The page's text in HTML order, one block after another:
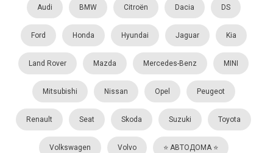
Audi BMW Citroën Dacia DS
Ford Honda Hyundai Jaguar Kia
Land Rover Mazda Mercedes-Benz MINI
Mitsubishi Nissan Opel Peugeot
Renault Seat Skoda Suzuki Toyota
Volkswagen Volvo ⭐️ АВТОДОМА ⭐️